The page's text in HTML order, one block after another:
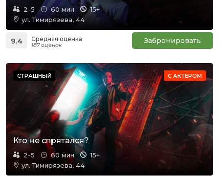
2-5 60 мин
15+
ул. Тимирязева, 44
9.4 Средняя оценка
187 оценок Забронировать
С АКТЁРОМ
СТРАШНЫЙ
Кто не спрятался?
2-5 60 мин
15+
ул. Тимирязева, 44